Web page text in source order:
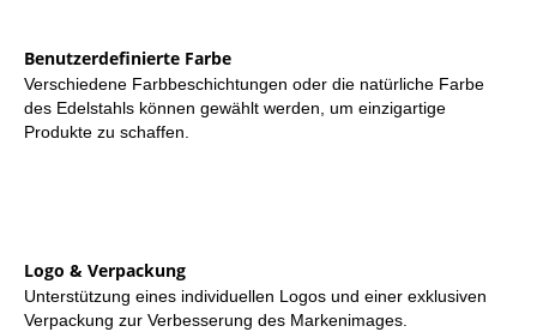
Benutzerdefinierte Farbe
Verschiedene Farbbeschichtungen oder die natürliche Farbe
des Edelstahls können gewählt werden, um einzigartige
Produkte zu schaffen.
Logo & Verpackung
Unterstützung eines individuellen Logos und einer exklusiven
Verpackung zur Verbesserung des Markenimages.